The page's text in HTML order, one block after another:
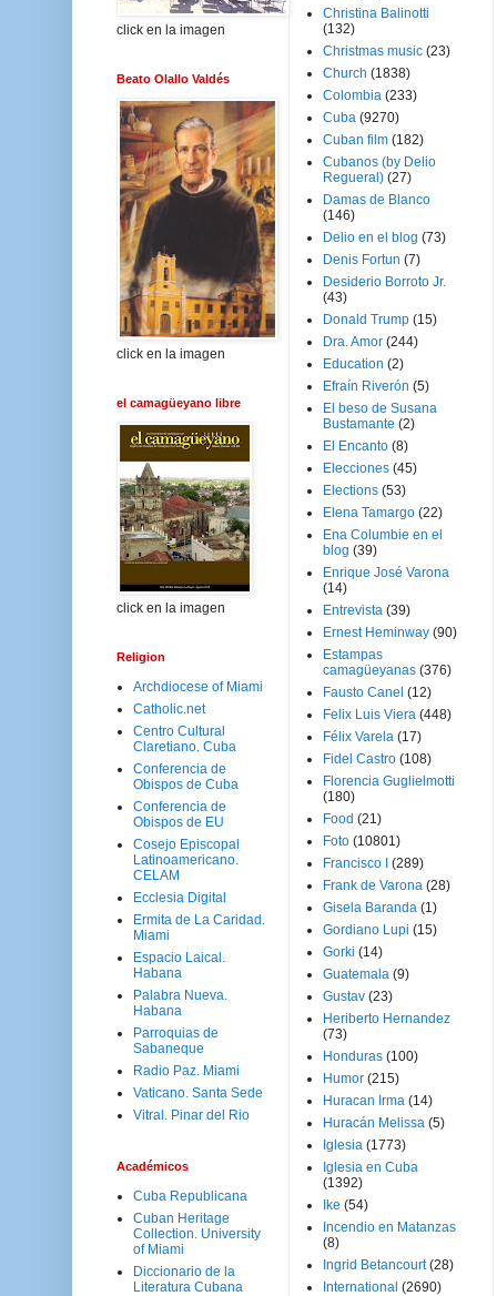
click en la imagen
Beato Olallo Valdés
click en la imagen
el camagüeyano libre
click en la imagen
Religion
Archdiocese of Miami
Catholic.net
Centro Cultural
Claretiano. Cuba
Conferencia de
Obispos de Cuba
Conferencia de
Obispos de EU
Cosejo Episcopal
Latinoamericano.
CELAM
Ecclesia Digital
Ermita de La Caridad.
Miami
Espacio Laical.
Habana
Palabra Nueva.
Habana
Parroquias de
Sabaneque
Radio Paz. Miami
Vaticano. Santa Sede
Vitral. Pinar del Rio
Académicos
Cuba Republicana
Cuban Heritage
Collection. University
of Miami
Diccionario de la
Literatura Cubana
Christina Balinotti
(132)
Christmas music (23)
Church (1838)
Colombia (233)
Cuba (9270)
Cuban film (182)
Cubanos (by Delio
Regueral) (27)
Damas de Blanco
(146)
Delio en el blog (73)
Denis Fortun (7)
Desiderio Borroto Jr.
(43)
Donald Trump (15)
Dra. Amor (244)
Education (2)
Efraín Riverón (5)
El beso de Susana
Bustamante (2)
El Encanto (8)
Elecciones (45)
Elections (53)
Elena Tamargo (22)
Ena Columbie en el
blog (39)
Enrique José Varona
(14)
Entrevista (39)
Ernest Heminway (90)
Estampas
camagüeyanas (376)
Fausto Canel (12)
Felix Luis Viera (448)
Félix Varela (17)
Fidel Castro (108)
Florencia Guglielmotti
(180)
Food (21)
Foto (10801)
Francisco I
(289)
Frank de Varona (28)
Gisela Baranda (1)
Gordiano Lupi (15)
Gorki (14)
Guatemala (9)
Gustav (23)
Heriberto Hernandez
(73)
Honduras (100)
Humor (215)
Huracan Irma (14)
Huracán Melissa (5)
Iglesia (1773)
Iglesia en Cuba
(1392)
Ike (54)
Incendio en Matanzas
(8)
Ingrid Betancourt (28)
International (2690)